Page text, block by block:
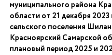
муниципального района
области от 21 декабря
сельского поселения
Красноярский Самарской
плановый период 2025 и